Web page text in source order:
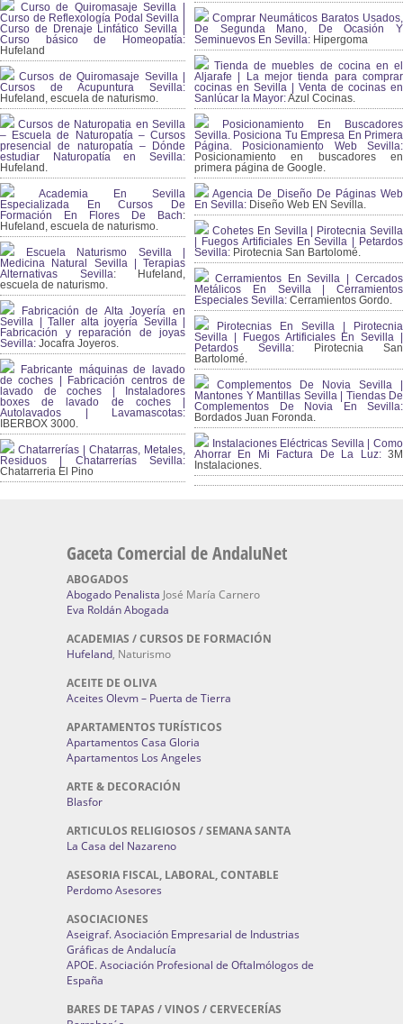
Curso de Quiromasaje Sevilla |
Curso de Reflexología Podal Sevilla |
Curso de Drenaje Linfático Sevilla |
Curso básico de Homeopatía:
Hufeland
Cursos de Quiromasaje Sevilla |
Cursos de Acupuntura Sevilla:
Hufeland, escuela de naturismo.
Cursos de Naturopatia en Sevilla
– Escuela de Naturopatía – Cursos
presencial de naturopatía – Dónde
estudiar Naturopatía en Sevilla:
Hufeland.
Academia En Sevilla
Especializada En Cursos De
Formación En Flores De Bach:
Hufeland, escuela de naturismo.
Escuela Naturismo Sevilla |
Medicina Natural Sevilla | Terapias
Alternativas Sevilla: Hufeland,
escuela de naturismo.
Fabricación de Alta Joyería en
Sevilla | Taller alta joyería Sevilla |
Fabricación y reparación de joyas
Sevilla: Jocafra Joyeros.
Fabricante máquinas de lavado
de coches | Fabricación centros de
lavado de coches | Instaladores
boxes de lavado de coches |
Autolavados | Lavamascotas:
IBERBOX 3000.
Chatarrerías | Chatarras, Metales,
Residuos | Chatarrerías Sevilla:
Chatarreria El Pino
Comprar Neumáticos Baratos Usados,
De Segunda Mano, De Ocasión Y
Seminuevos En Sevilla: Hipergoma
Tienda de muebles de cocina en el
Aljarafe | La mejor tienda para comprar
cocinas en Sevilla | Venta de cocinas en
Sanlúcar la Mayor:Azul Cocinas.
Posicionamiento En Buscadores
Sevilla. Posiciona Tu Empresa En Primera
Página. Posicionamiento Web Sevilla:
Posicionamiento en buscadores en
primera página de Google.
Agencia De Diseño De Páginas Web
En Sevilla: Diseño Web EN Sevilla.
Cohetes En Sevilla | Pirotecnia Sevilla
| Fuegos Artificiales En Sevilla | Petardos
Sevilla: Pirotecnia San Bartolomé.
Cerramientos En Sevilla | Cercados
Metálicos En Sevilla | Cerramientos
Especiales Sevilla: Cerramientos Gordo.
Pirotecnias En Sevilla | Pirotecnia
Sevilla | Fuegos Artificiales En Sevilla |
Petardos Sevilla: Pirotecnia San
Bartolomé.
Complementos De Novia Sevilla |
Mantones Y Mantillas Sevilla | Tiendas De
Complementos De Novia En Sevilla:
Bordados Juan Foronda.
Instalaciones Eléctricas Sevilla | Como
Ahorrar En Mi Factura De La Luz:3M
Instalaciones.
Gaceta Comercial de AndaluNet
ABOGADOS
Abogado Penalista José María Carnero
Eva Roldán Abogada
ACADEMIAS / CURSOS DE FORMACIÓN
Hufeland, Naturismo
ACEITE DE OLIVA
Aceites Olevm – Puerta de Tierra
APARTAMENTOS TURÍSTICOS
Apartamentos Casa Gloria
Apartamentos Los Angeles
ARTE & DECORACIÓN
Blasfor
ARTICULOS RELIGIOSOS / SEMANA SANTA
La Casa del Nazareno
ASESORIA FISCAL, LABORAL, CONTABLE
Perdomo Asesores
ASOCIACIONES
Aseigraf. Asociación Empresarial de Industrias
Gráficas de Andalucía
APOE. Asociación Profesional de Oftalmólogos de
España
BARES DE TAPAS / VINOS / CERVECERÍAS